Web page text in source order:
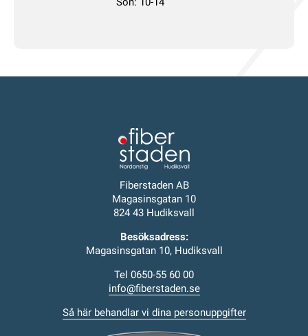
Sön: 10-14
Fiberstaden AB
Magasinsgatan 10
824 43 Hudiksvall
Besöksadress:
Magasinsgatan 10, Hudiksvall
Tel 0650-55 60 00
info@fiberstaden.se
Så här behandlar vi dina personuppgifter